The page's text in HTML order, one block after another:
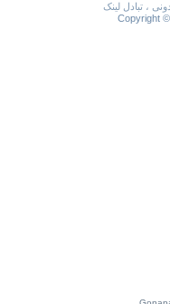
، تبادل لینک
Copyright